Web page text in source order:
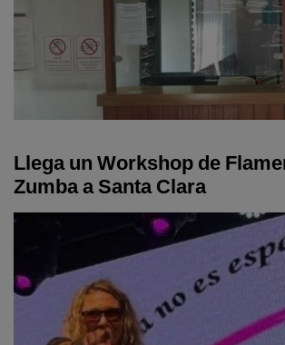
Llega un Workshop de
Zumba a Santa Clara